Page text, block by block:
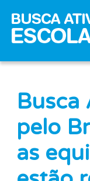
Busca
pelo
as